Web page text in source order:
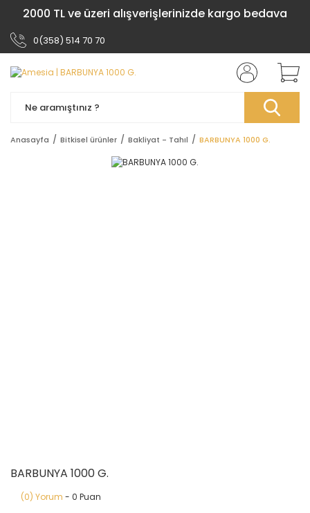
2000 TL ve üzeri alışverişlerinizde kargo bedava
0(358) 514 70 70
Anasayfa Bitkisel ürünler Bakliyat - Tahıl BARBUNYA 1000 G.
BARBUNYA 1000 G.
(0) Yorum - 0 Puan